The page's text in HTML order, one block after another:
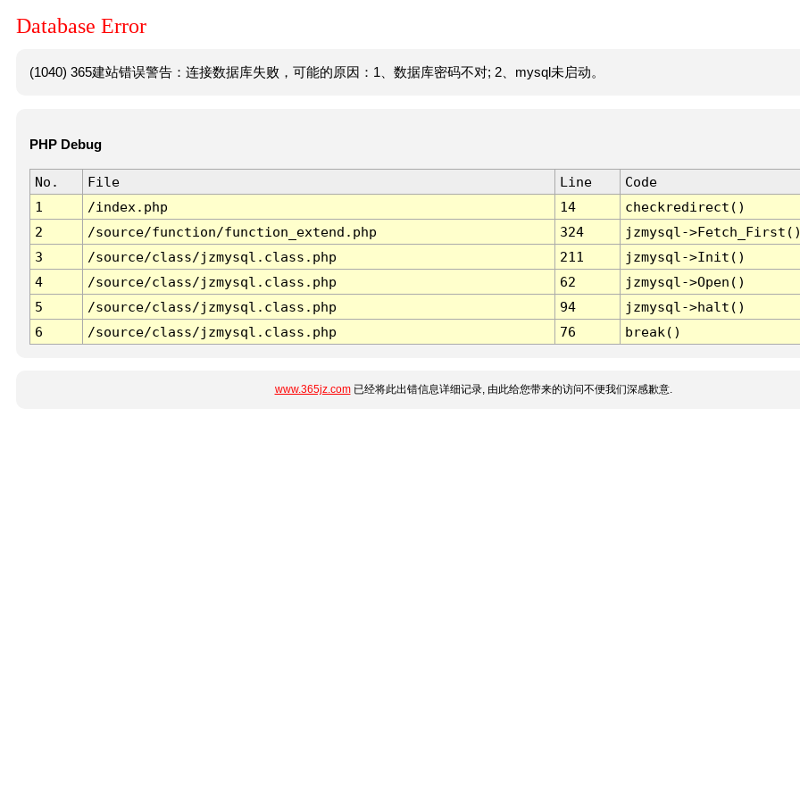
Database Error
(1040) 365建站错误警告：连接数据库失败，可能的原因：1、数据库密码不对; 2、mysql未启动。
PHP Debug
No. File Line
Code
1
/index.php 14
checkredirect()
2
/source/function/function_extend.php 324
jzmysql-
3
/source/class/jzmysql.class.php 211
jzmysql->Init()
4
/source/class/jzmysql.class.php 62
jzmysql->Open()
5
/source/class/jzmysql.class.php 94
jzmysql->halt()
6
/source/class/jzmysql.class.php 76 break()
www.365jz.com已经将此出错信息详细记录, 由此给您带来的访问不便我们深感歉意.